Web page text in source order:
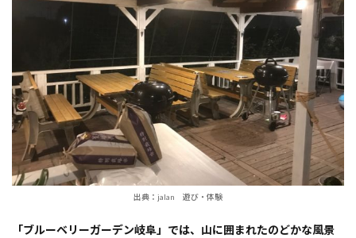
出典：jalan 遊び・体験
「ブルーベリーガーデン岐阜」では、山に囲まれたのどかな風景